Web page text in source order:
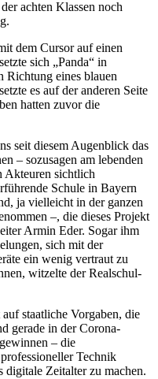
achten Klassen noch
dem Cursor auf einen
sich „Panda“ in
Richtung eines blauen
es auf der anderen Seite
hatten zuvor die
seit diesem Augenblick das
– sozusagen am lebenden
Akteuren sichtlich
Schule in Bayern
ja vielleicht in der ganzen
–, die dieses Projekt
Armin Eder. Sogar ihm
sich mit der
ein wenig vertraut zu
witzelte der Realschul-
staatliche Vorgaben, die
gerade in der Corona-
– die
Technik
digitale Zeitalter zu machen.